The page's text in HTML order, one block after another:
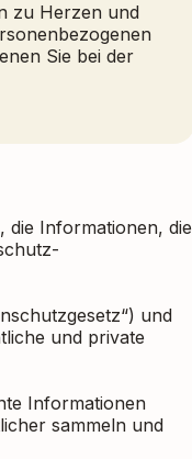
zu Herzen und
Sie bei der
die Informationen, die
und
und private
Informationen
sammeln und